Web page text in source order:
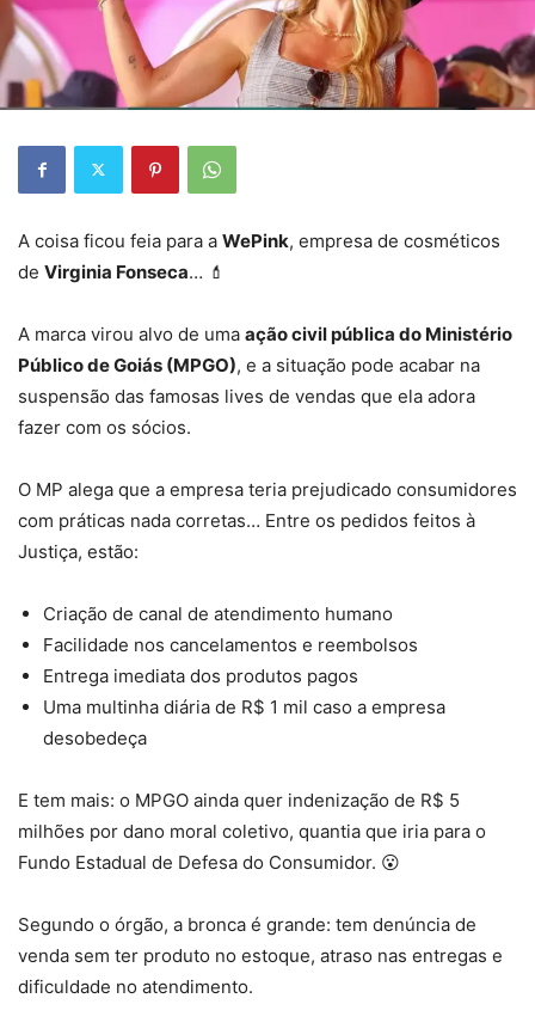
A coisa ficou feia para a WePink, empresa de cosméticos
de Virginia Fonseca… 💄
A marca virou alvo de uma ação civil pública do Ministério
Público de Goiás (MPGO), e a situação pode acabar na
suspensão das famosas lives de vendas que ela adora
fazer com os sócios.
O MP alega que a empresa teria prejudicado consumidores
com práticas nada corretas… Entre os pedidos feitos à
Justiça, estão:
Criação de canal de atendimento humano
Facilidade nos cancelamentos e reembolsos
Entrega imediata dos produtos pagos
Uma multinha diária de R$ 1 mil caso a empresa
desobedeça
E tem mais: o MPGO ainda quer indenização de R$ 5
milhões por dano moral coletivo, quantia que iria para o
Fundo Estadual de Defesa do Consumidor. 😮
Segundo o órgão, a bronca é grande: tem denúncia de
venda sem ter produto no estoque, atraso nas entregas e
dificuldade no atendimento.